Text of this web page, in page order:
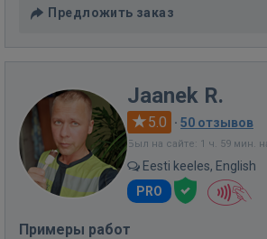
Предложить заказ
Jaanek R.
5.0 · 50 отзывов
Был на сайте: 1 ч. 59 мин.
Eesti keeles, English
PRO
Примеры работ